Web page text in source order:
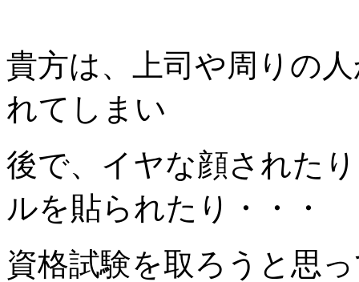
貴方は、上司や周りの
れてしまい
後で、イヤな顔された
ルを貼られたり・・・
資格試験を取ろうと思